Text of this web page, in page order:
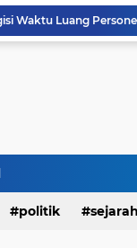
Waktu Luang Personel
politik sejarah